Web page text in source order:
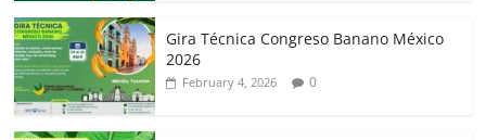
Gira Técnica Congreso Banano México
2026
February 4, 2026 0